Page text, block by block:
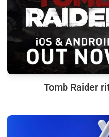
Tomb Raider